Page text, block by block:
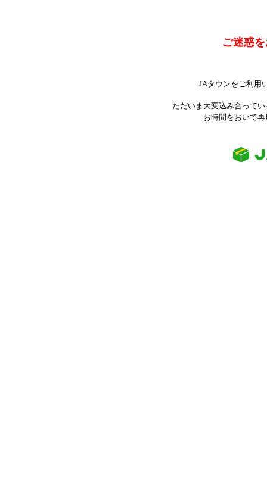
ご迷惑
JAタウンをご利用
ただいま大変込み合って
お時間をおいて